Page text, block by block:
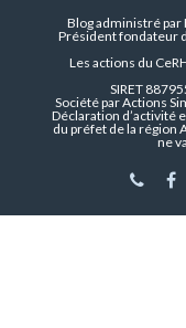
Blog administré par
Président fondateur
Les actions du
SIRET
Société par Actions
Déclaration d’activité
du préfet de la région
ne